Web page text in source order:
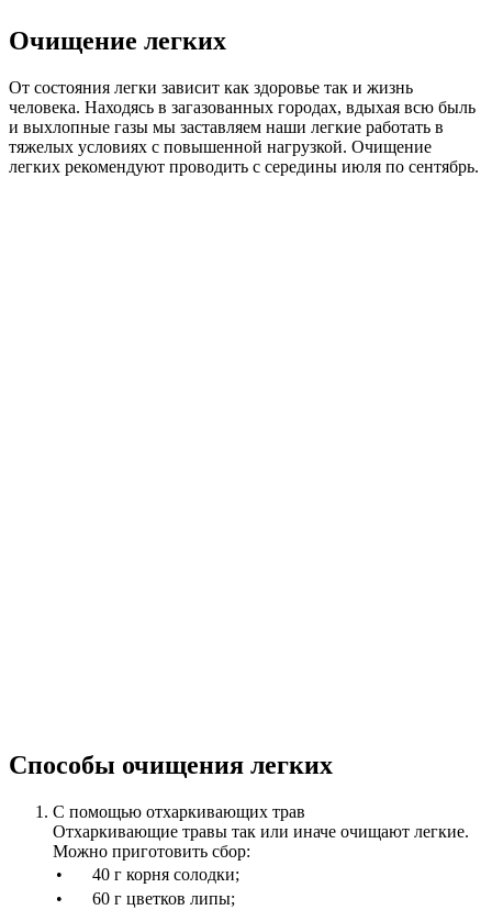
Очищение легких
От состояния легки зависит как здоровье так и жизнь
человека. Находясь в загазованных городах, вдыхая всю быль
и выхлопные газы мы заставляем наши легкие работать в
тяжелых условиях с повышенной нагрузкой. Очищение
легких рекомендуют проводить с середины июля по сентябрь.
Способы очищения легких
С помощью отхаркивающих трав
Отхаркивающие травы так или иначе очищают легкие.
Можно приготовить сбор:
•
40 г корня солодки;
•
60 г цветков липы;